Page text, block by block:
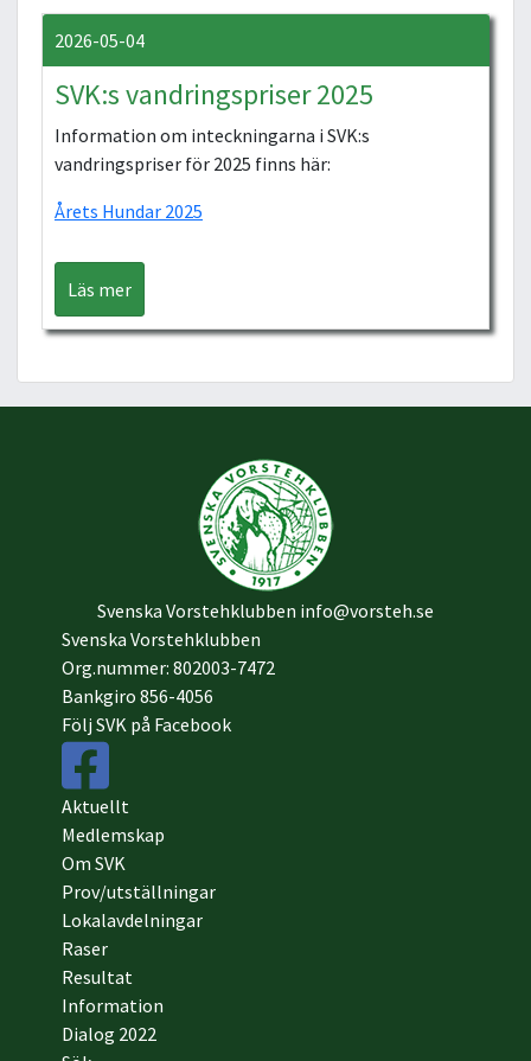
2026-05-04
SVK:s vandringspriser 2025
Information om inteckningarna i SVK:s
vandringspriser för 2025 finns här:
Årets Hundar 2025
Läs mer
Svenska Vorstehklubben info@vorsteh.se
Svenska Vorstehklubben
Org.nummer: 802003-7472
Bankgiro 856-4056
Följ SVK på Facebook
Aktuellt
Medlemskap
Om SVK
Prov/utställningar
Lokalavdelningar
Raser
Resultat
Information
Dialog 2022